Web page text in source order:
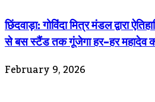
छिंदवाड़ा: गोविंदा मित्र मंडल द्वारा
से बस स्टैंड तक गूंजेगा हर-हर महादेव
February 9, 2026